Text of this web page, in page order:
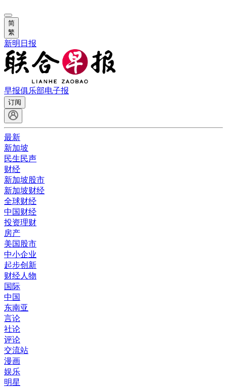
简
繁
新明日报
早报俱乐部电子报
订阅
最新
新加坡
民生民声
财经
新加坡股市
新加坡财经
全球财经
中国财经
投资理财
房产
美国股市
中小企业
起步创新
财经人物
国际
中国
东南亚
言论
社论
评论
交流站
漫画
娱乐
明星